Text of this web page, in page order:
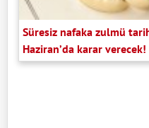
Süresiz nafaka zulmü
Haziran’da karar verecek!